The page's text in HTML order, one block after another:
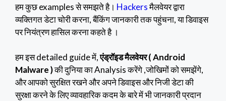
हम कुछ examples से समझते है। Hackersमैलवेयर द्वारा
व्यक्तिगत डेटा चोरी करना, बैंकिंग जानकारी तक पहुंचना, या डिवाइस
पर नियंत्रण हासिल करना कहते है ।
हम इस detailed guide में,एंड्रॉइड मैलवेयर ( Android
Malware )की दुनिया का Analysis करेंगे ,जोखिमों को समझेंगे,
और आपको सुरक्षित रखने और अपने डिवाइस और निजी डेटा की
सुरक्षा करने के लिए व्यावहारिक कदम के बारे में भी जानकारी प्रदान